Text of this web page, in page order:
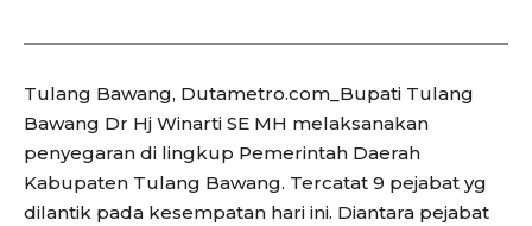
Tulang Bawang, Dutametro.com_Bupati Tulang
Bawang Dr Hj Winarti SE MH melaksanakan
penyegaran di lingkup Pemerintah Daerah
Kabupaten Tulang Bawang. Tercatat 9 pejabat yg
dilantik pada kesempatan hari ini. Diantara pejabat